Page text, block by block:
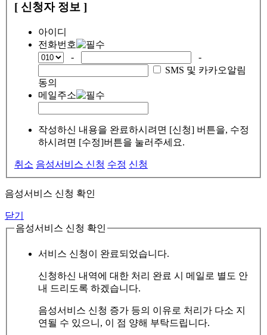
[ 신청자 정보 ]
아이디
전화번호
-
-
SMS 및 카카오알림
동의
메일주소
작성하신 내용을 완료하시려면 [신청] 버튼을, 수정
하시려면 [수정]버튼을 눌러주세요.
취소 음성서비스 신청 수정 신청
음성서비스 신청 확인
닫기
음성서비스 신청 확인
서비스 신청이 완료되었습니다.
신청하신 내역에 대한 처리 완료 시 메일로 별도 안
내 드리도록 하겠습니다.
음성서비스 신청 증가 등의 이유로 처리가 다소 지
연될 수 있으니, 이 점 양해 부탁드립니다.